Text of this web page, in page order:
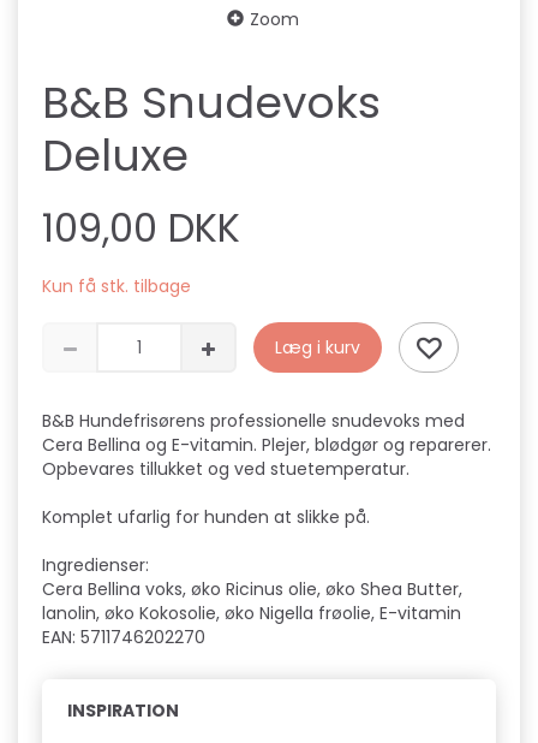
Zoom
B&B Snudevoks
Deluxe
109,00 DKK
Kun få stk. tilbage
Læg i kurv
B&B Hundefrisørens professionelle snudevoks med
Cera Bellina og E-vitamin. Plejer, blødgør og reparerer.
Opbevares tillukket og ved stuetemperatur.
Komplet ufarlig for hunden at slikke på.
Ingredienser:
Cera Bellina voks, øko Ricinus olie, øko Shea Butter,
lanolin, øko Kokosolie, øko Nigella frøolie, E-vitamin
EAN: 5711746202270
INSPIRATION